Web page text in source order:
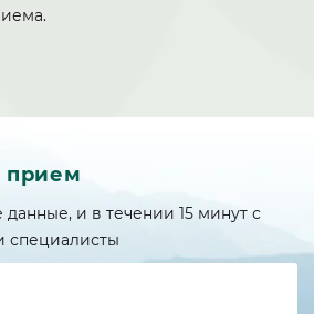
прием
данные, и в течении 15 минут с
специалисты